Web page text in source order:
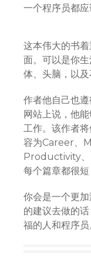
一个程序员都应
这本伟大的书
面。可以是你
体、头脑，以
作者他自己也
网站上说，他
工作。该作者
容为Career、
Productivity、
每个篇章都很短
你会是一个更
的建议去做的
福的人和程序员